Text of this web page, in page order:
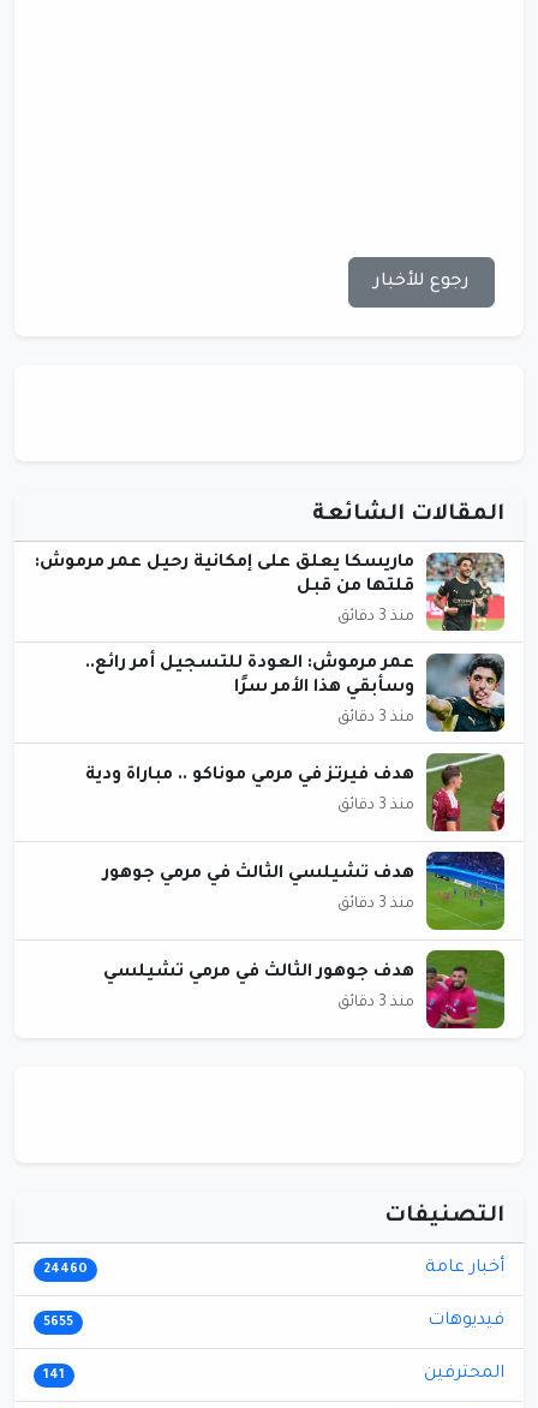
رجوع للأخبار
المقالات الشائعة
ماريسكا يعلق على إمكانية رحيل عمر مرموش:
قلتها من قبل
منذ 3 دقائق
عمر مرموش: العودة للتسجيل أمر رائع..
وسأبقي هذا الأمر سرًا
منذ 3 دقائق
هدف فيرتز في مرمي موناكو .. مباراة ودية
منذ 3 دقائق
هدف تشيلسي الثالث في مرمي جوهور
منذ 3 دقائق
هدف جوهور الثالث في مرمي تشيلسي
منذ 3 دقائق
التصنيفات
أخبار عامة 24460
فيديوهات 5655
المحترفين 141